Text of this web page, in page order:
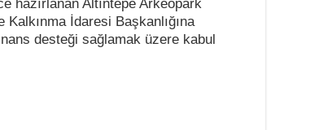
hazırlanan Altıntepe Arkeopark
İdaresi Başkanlığına
desteği sağlamak üzere kabul